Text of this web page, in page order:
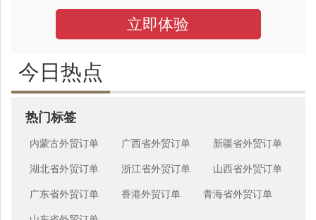
立即体验
今日热点
热门标签
内蒙古外贸订单 广西省外贸订单 新疆省外贸订单
湖北省外贸订单 浙江省外贸订单 山西省外贸订单
广东省外贸订单 香港外贸订单 青海省外贸订单